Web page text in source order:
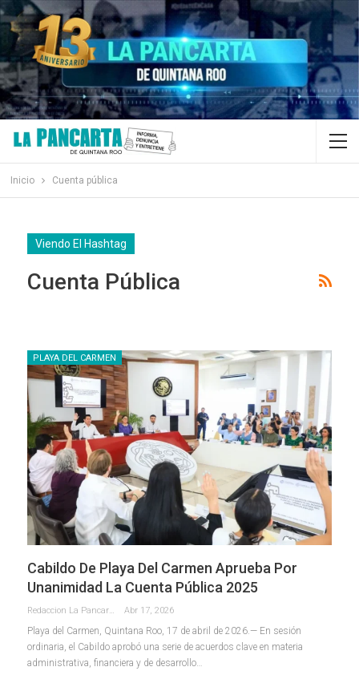
Inicio Cuenta pública
Viendo El Hashtag
Cuenta Pública
PLAYA DEL CARMEN
Cabildo De Playa Del Carmen Aprueba Por
Unanimidad La Cuenta Pública 2025
Redaccion La Pancarta De Quintana Roo Abr 17, 2026
Playa del Carmen, Quintana Roo, 17 de abril de 2026.— En sesión
ordinaria, el Cabildo aprobó una serie de acuerdos clave en materia
administrativa, financiera y de desarrollo…